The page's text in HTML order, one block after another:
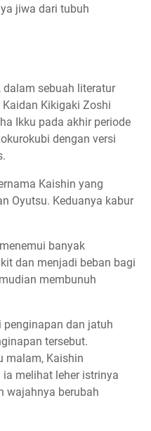
jiwa dari tubuh
dalam sebuah literatur
Kikigaki Zoshi
Ikku pada akhir periode
dengan versi
Kaishin yang
Oyutsu. Keduanya kabur
banyak
dan menjadi beban bagi
membunuh
dan jatuh
tersebut.
malam, Kaishin
melihat leher istrinya
wajahnya berubah